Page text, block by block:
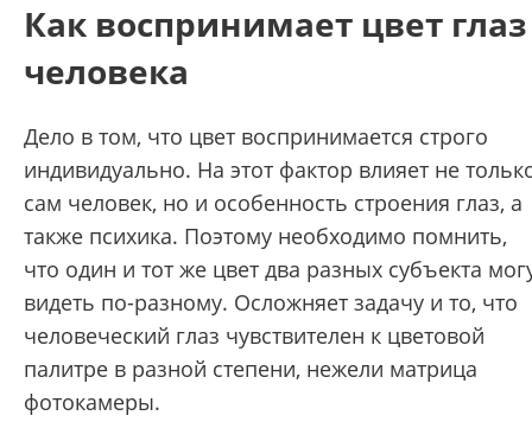
Как воспринимает цвет глаз
человека
Дело в том, что цвет воспринимается строго
индивидуально. На этот фактор влияет не
сам человек, но и особенность строения глаз, а
также психика. Поэтому необходимо помнить,
что один и тот же цвет два разных субъекта
видеть по-разному. Осложняет задачу и то, что
человеческий глаз чувствителен к цветовой
палитре в разной степени, нежели матрица
фотокамеры.